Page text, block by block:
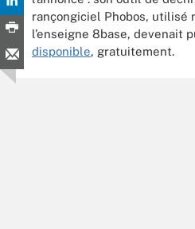
rançongiciel Phobos, utilisé
l’enseigne 8base, devenait
disponible, gratuitement.